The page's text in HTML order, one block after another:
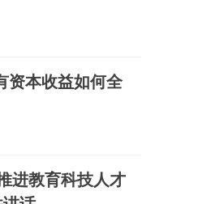
资本收益如何全
进教育科技人才